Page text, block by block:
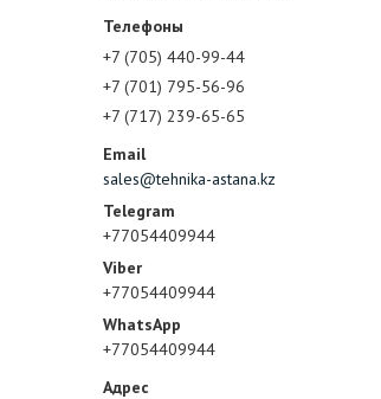
+7 (705) 440-99-44
+7 (701) 795-56-96
+7 (717) 239-65-65
sales@tehnika-astana.kz
+77054409944
+77054409944
+77054409944